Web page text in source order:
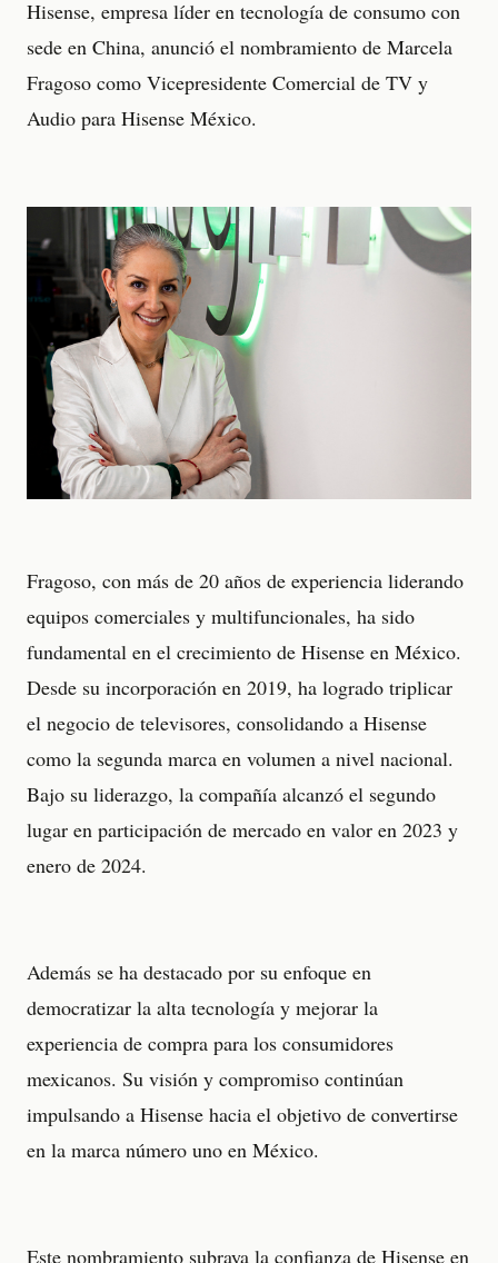
Hisense, empresa líder en tecnología de consumo con
sede en China, anunció el nombramiento de Marcela
Fragoso como Vicepresidente Comercial de TV y
Audio para Hisense México.
Fragoso, con más de 20 años de experiencia liderando
equipos comerciales y multifuncionales, ha sido
fundamental en el crecimiento de Hisense en México.
Desde su incorporación en 2019, ha logrado triplicar
el negocio de televisores, consolidando a Hisense
como la segunda marca en volumen a nivel nacional.
Bajo su liderazgo, la compañía alcanzó el segundo
lugar en participación de mercado en valor en 2023 y
enero de 2024.
Además se ha destacado por su enfoque en
democratizar la alta tecnología y mejorar la
experiencia de compra para los consumidores
mexicanos. Su visión y compromiso continúan
impulsando a Hisense hacia el objetivo de convertirse
en la marca número uno en México.
Este nombramiento subraya la confianza de Hisense en